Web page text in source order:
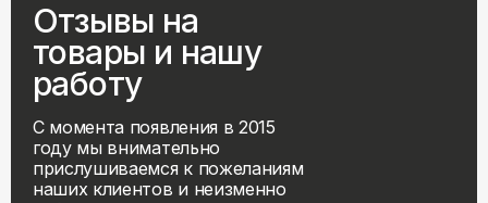
Отзывы на
товары и нашу
работу
С момента появления в 2015
году мы внимательно
прислушиваемся к пожеланиям
наших клиентов и неизменно